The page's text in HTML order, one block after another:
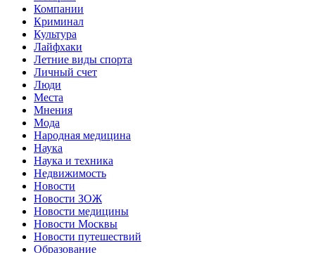
Компании
Криминал
Культура
Лайфхаки
Летние виды спорта
Личный счет
Люди
Места
Мнения
Мода
Народная медицина
Наука
Наука и техника
Недвижимость
Новости
Новости ЗОЖ
Новости медицины
Новости Москвы
Новости путешествий
Образование